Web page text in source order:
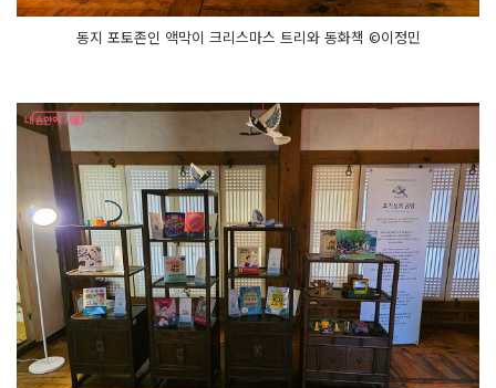
동지 포토존인 액막이 크리스마스 트리와 동화책 ©이정민